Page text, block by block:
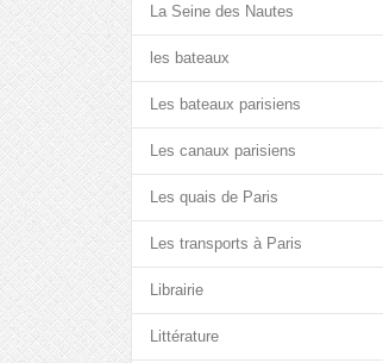
La Seine des Nautes
les bateaux
Les bateaux parisiens
Les canaux parisiens
Les quais de Paris
Les transports à Paris
Librairie
Littérature